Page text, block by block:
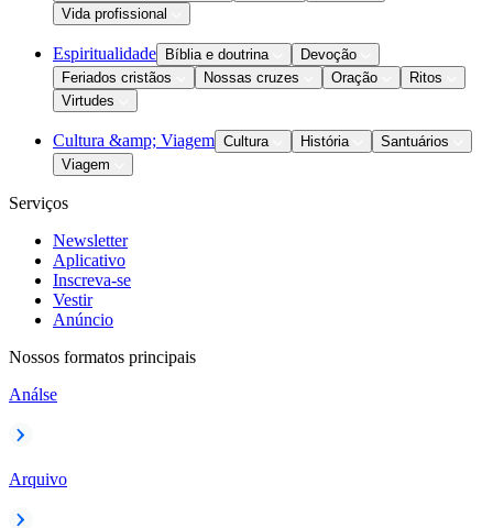
Vida profissional
Espiritualidade Bíblia e doutrina
Devoção
Feriados cristãos
Nossas cruzes Oração
Ritos
Virtudes
Cultura &amp; Viagem Cultura História
Santuários
Viagem
Serviços
Newsletter
Aplicativo
Inscreva-se
Vestir
Anúncio
Nossos formatos principais
Análse
Arquivo